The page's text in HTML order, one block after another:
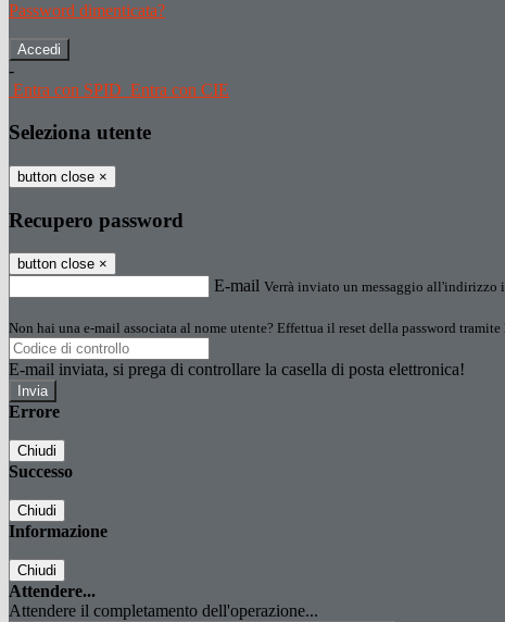
Password dimenticata?
-
Entra con SPID Entra con CIE
Seleziona utente
button close ×
Recupero password
button close ×
E-mail Verrà inviato un messaggio all'indirizzo
Non hai una e-mail associata al nome utente? Effettua il reset della password tramite
E-mail inviata, si prega di controllare la casella di posta elettronica!
Errore
Chiudi
Successo
Chiudi
Informazione
Chiudi
Attendere...
Attendere il completamento dell'operazione...